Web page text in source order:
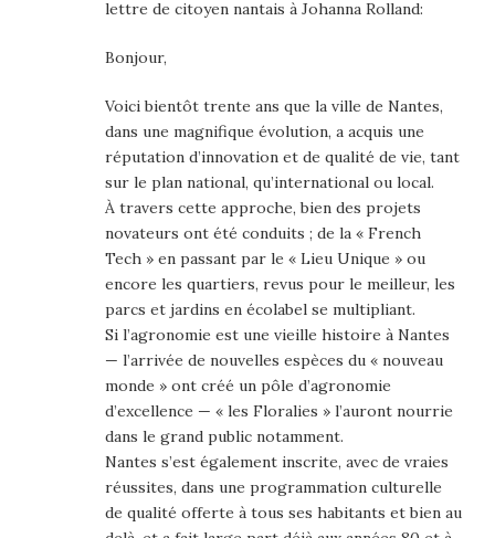
lettre de citoyen nantais à Johanna Rolland:
Bonjour,
Voici bientôt trente ans que la ville de Nantes,
dans une magnifique évolution, a acquis une
réputation d’innovation et de qualité de vie, tant
sur le plan national, qu’international ou local.
À travers cette approche, bien des projets
novateurs ont été conduits ; de la « French
Tech » en passant par le « Lieu Unique » ou
encore les quartiers, revus pour le meilleur, les
parcs et jardins en écolabel se multipliant.
Si l’agronomie est une vieille histoire à Nantes
— l’arrivée de nouvelles espèces du « nouveau
monde » ont créé un pôle d’agronomie
d’excellence — « les Floralies » l’auront nourrie
dans le grand public notamment.
Nantes s’est également inscrite, avec de vraies
réussites, dans une programmation culturelle
de qualité offerte à tous ses habitants et bien au